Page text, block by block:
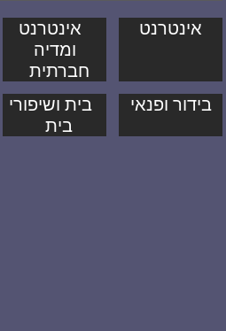
אינטרנט
אינטרנט
ומדיה
חברתית
בידור ופנאי
בית ושיפורי
בית